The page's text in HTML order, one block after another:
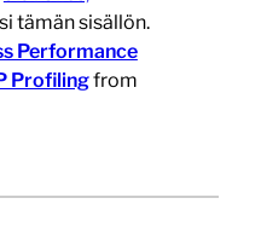
tämän sisällön.
Performance
Profilingfrom